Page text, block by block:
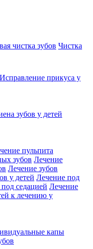
чистка зубов Чистка
Исправление прикуса у
зубов у детей
пульпита
зубов Лечение
Лечение зубов
у детей Лечение под
седацией Лечение
к лечению у
капы